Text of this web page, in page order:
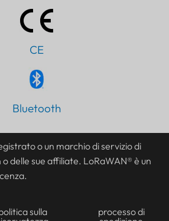
CE
Bluetooth
o un marchio di servizio di
delle sue affiliate. LoRaWAN® è un
sulla
processo di
FR
JA
AR